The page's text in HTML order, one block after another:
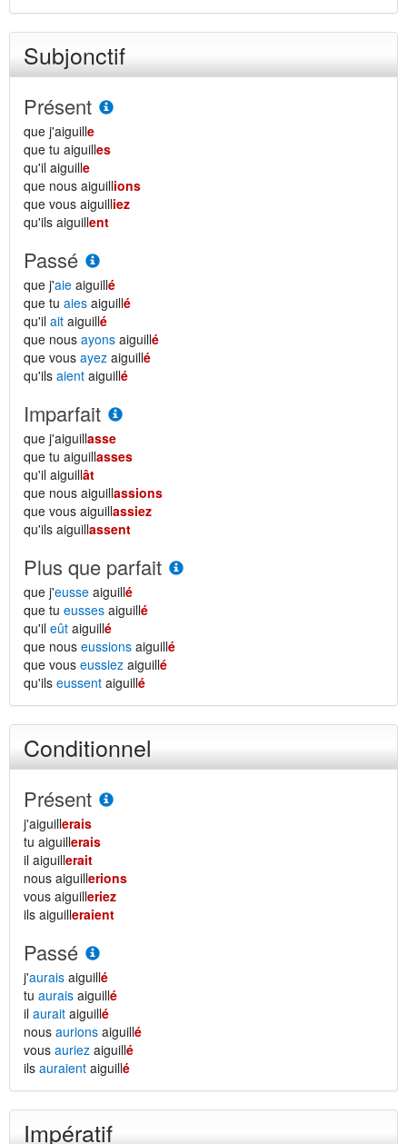
Subjonctif
Présent
que j'aiguille
que tu aiguilles
qu'il aiguille
que nous aiguillions
que vous aiguilliez
qu'ils aiguillent
Passé
que j'aie aiguillé
que tu aies aiguillé
qu'il ait aiguillé
que nous ayons aiguillé
que vous ayez aiguillé
qu'ils aient aiguillé
Imparfait
que j'aiguillasse
que tu aiguillasses
qu'il aiguillât
que nous aiguillassions
que vous aiguillassiez
qu'ils aiguillassent
Plus que parfait
que j'eusse aiguillé
que tu eusses aiguillé
qu'il eût aiguillé
que nous eussions aiguillé
que vous eussiez aiguillé
qu'ils eussent aiguillé
Conditionnel
Présent
j'aiguillerais
tu aiguillerais
il aiguillerait
nous aiguillerions
vous aiguilleriez
ils aiguilleraient
Passé
j'aurais aiguillé
tu aurais aiguillé
il aurait aiguillé
nous aurions aiguillé
vous auriez aiguillé
ils auraient aiguillé
Impératif